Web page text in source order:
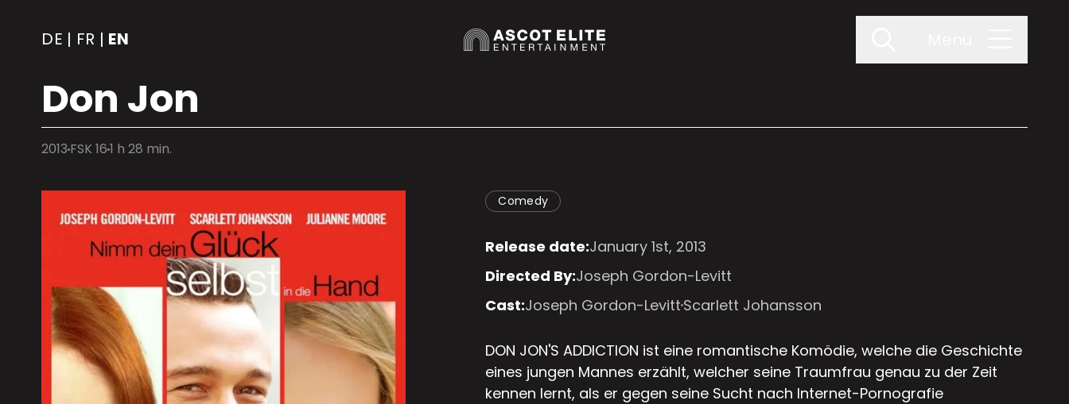
DE | FR | EN
Don Jon
2013 FSK 161 h 28 min.
Comedy
Release date:January 1st, 2013
Directed By:Joseph Gordon-Levitt
Cast:Joseph Gordon-LevittScarlett Johansson
DON JON'S ADDICTION ist eine romantische Komödie, welche die Geschichte
eines jungen Mannes erzählt, welcher seine Traumfrau genau zu der Zeit
kennen lernt, als er gegen seine Sucht nach Internet-Pornografie